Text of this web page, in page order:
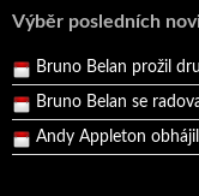
Výběr posledních
Bruno Belan se
Andy Appleton
Reprezentační